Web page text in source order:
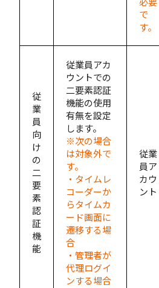
で
す。
従
業
員
向
け
の
二
要
素
認
証
機
能
従業員アカ
ウントでの
二要素認証
機能の使用
有無を設定
します。
※次の場合
は対象外で
す。
・タイムレ
コーダーか
らタイムカ
ード画面に
遷移する場
合
・管理者が
代理ログイ
ンする場合
従業
員ア
カウ
ント